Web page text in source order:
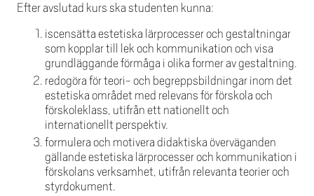
Efter avslutad kurs ska studenten kunna:
iscensätta estetiska lärprocesser och gestaltningar
som kopplar till lek och kommunikation och visa
grundläggande förmåga i olika former av gestaltning.
redogöra för teori- och begreppsbildningar inom det
estetiska området med relevans för förskola och
förskoleklass, utifrån ett nationellt och
internationellt perspektiv.
formulera och motivera didaktiska överväganden
gällande estetiska lärprocesser och kommunikation i
förskolans verksamhet, utifrån relevanta teorier och
styrdokument.